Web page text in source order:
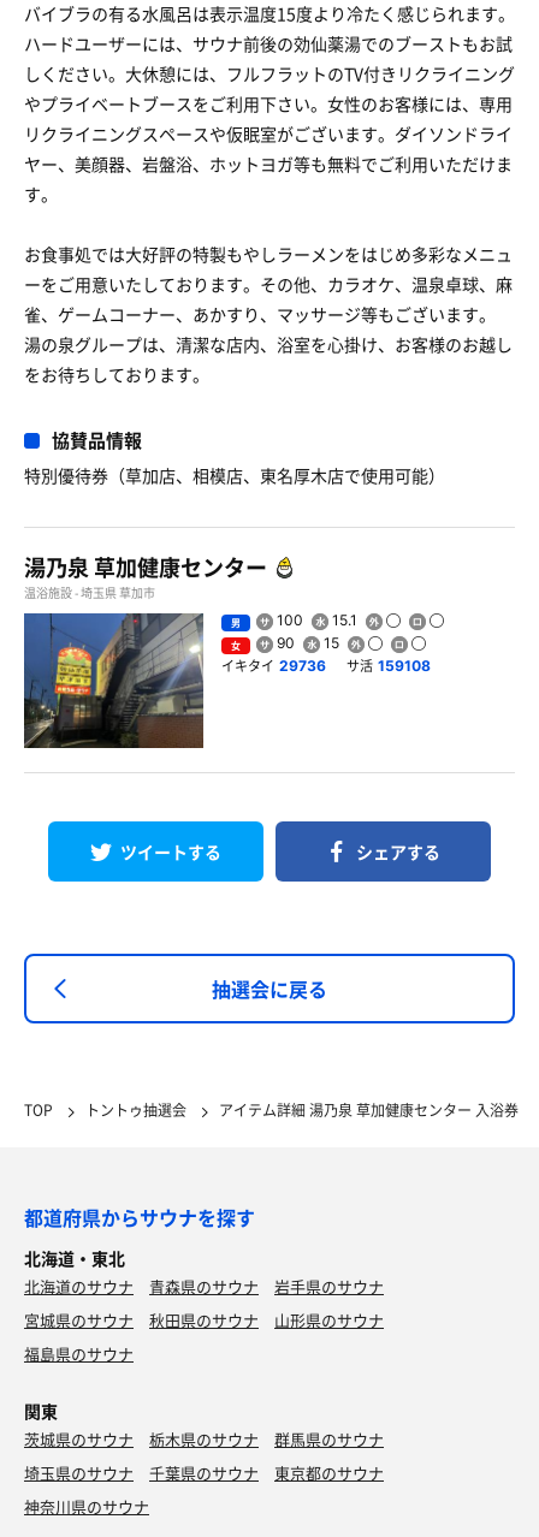
バイブラの有る水風呂は表示温度15度より冷たく感じられます。
ハードユーザーには、サウナ前後の効仙薬湯でのブーストもお試
しください。大休憩には、フルフラットのTV付きリクライニング
やプライベートブースをご利用下さい。女性のお客様には、専用
リクライニングスペースや仮眠室がございます。ダイソンドライ
ヤー、美顔器、岩盤浴、ホットヨガ等も無料でご利用いただけま
す。
お食事処では大好評の特製もやしラーメンをはじめ多彩なメニュ
ーをご用意いたしております。その他、カラオケ、温泉卓球、麻
雀、ゲームコーナー、あかすり、マッサージ等もございます。
湯の泉グループは、清潔な店内、浴室を心掛け、お客様のお越し
をお待ちしております。
協賛品情報
特別優待券（草加店、相模店、東名厚木店で使用可能）
湯乃泉 草加健康センター
温浴施設 - 埼玉県 草加市
男 100 15.1
女 90 15
イキタイ 29736 サ活 159108
ツイートする シェアする
抽選会に戻る
TOP トントゥ抽選会 アイテム詳細 湯乃泉 草加健康センター 入浴券
都道府県からサウナを探す
北海道・東北
北海道のサウナ 青森県のサウナ
岩手県のサウナ
宮城県のサウナ
秋田県のサウナ
山形県のサウナ
福島県のサウナ
関東
茨城県のサウナ 栃木県のサウナ
群馬県のサウナ
埼玉県のサウナ
千葉県のサウナ
東京都のサウナ
神奈川県のサウナ